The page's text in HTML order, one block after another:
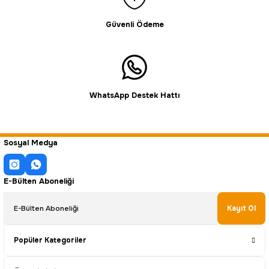
Güvenli Ödeme
WhatsApp Destek Hattı
Sosyal Medya
E-Bülten Aboneliği
Kayıt Ol
Popüler Kategoriler